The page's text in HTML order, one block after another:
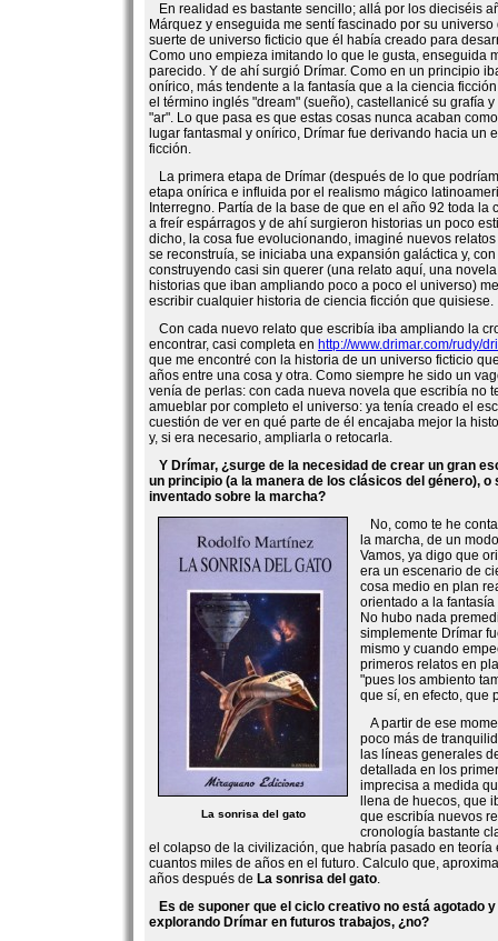
En realidad es bastante sencillo; allá por los dieciséis
Márquez y enseguida me sentí fascinado por su
suerte de universo ficticio que él había creado para
Como uno empieza imitando lo que le gusta, enseguida
parecido. Y de ahí surgió Drímar. Como en un principio
onírico, más tendente a la fantasía que a la ciencia
el término inglés "dream" (sueño), castellanicé su grafía
"ar". Lo que pasa es que estas cosas nunca acaban
lugar fantasmal y onírico, Drímar fue derivando hacia un
ficción.
La primera etapa de Drímar (después de lo que
etapa onírica e influida por el realismo mágico
Interregno. Partía de la base de que en el año 92 toda la
a freír espárragos y de ahí surgieron historias un poco
dicho, la cosa fue evolucionando, imaginé nuevos
se reconstruía, se iniciaba una expansión galáctica y,
construyendo casi sin querer (una relato aquí, una
historias que iban ampliando poco a poco el universo)
escribir cualquier historia de ciencia ficción que quisiese.
Con cada nuevo relato que escribía iba ampliando la
encontrar, casi completa en http://www.drimar.com/rudy/
que me encontré con la historia de un universo ficticio
años entre una cosa y otra. Como siempre he sido un
venía de perlas: con cada nueva novela que escribía no
amueblar por completo el universo: ya tenía creado el
cuestión de ver en qué parte de él encajaba mejor la
y, si era necesario, ampliarla o retocarla.
Y Drímar, ¿surge de la necesidad de crear un gran
un principio (a la manera de los clásicos del género), o
inventado sobre la marcha?
La sonrisa del gato
No, como te he
la marcha, de un
Vamos, ya digo que
era un escenario de
cosa medio en plan
orientado a la
No hubo nada
simplemente Drímar
mismo y cuando
primeros relatos en
"pues los ambiento
que sí, en efecto, que
A partir de ese
poco más de
las líneas generales
detallada en los
imprecisa a medida
llena de huecos, que
que escribía nuevos
cronología bastante
el colapso de la civilización, que habría pasado en teoría
cuantos miles de años en el futuro. Calculo que,
años después de La sonrisa del gato.
Es de suponer que el ciclo creativo no está agotado
explorando Drímar en futuros trabajos, ¿no?